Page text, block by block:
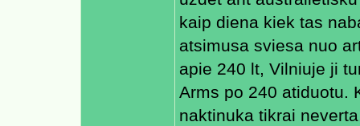
kaip diena kiek tas
atsimusa sviesa nuo
apie 240 lt, Vilniuje ji
Arms po 240 atiduotu.
naktinuka tikrai